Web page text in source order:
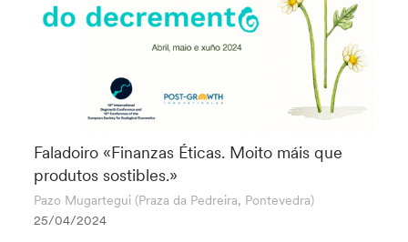
Faladoiro «Finanzas Éticas. Moito máis que
produtos sostibles.»
Pazo Mugartegui (Praza da Pedreira, Pontevedra)
25/04/2024